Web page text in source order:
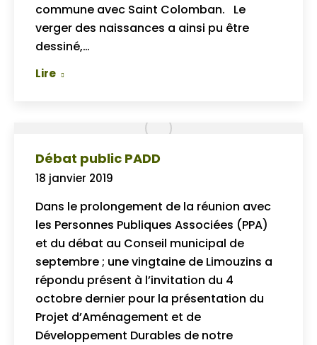
commune avec Saint Colomban. Le
verger des naissances a ainsi pu être
dessiné,…
Lire
Débat public PADD
18 janvier 2019
Dans le prolongement de la réunion avec
les Personnes Publiques Associées (PPA)
et du débat au Conseil municipal de
septembre ; une vingtaine de Limouzins a
répondu présent à l’invitation du 4
octobre dernier pour la présentation du
Projet d’Aménagement et de
Développement Durables de notre